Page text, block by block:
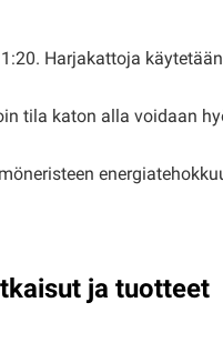
Harjakattoja
tila katon alla voidaan
ja tuotteet